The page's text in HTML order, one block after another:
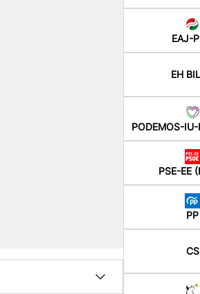
EAJ-
EH
PODEMOS-IU-
PSE-EE
PP
CS